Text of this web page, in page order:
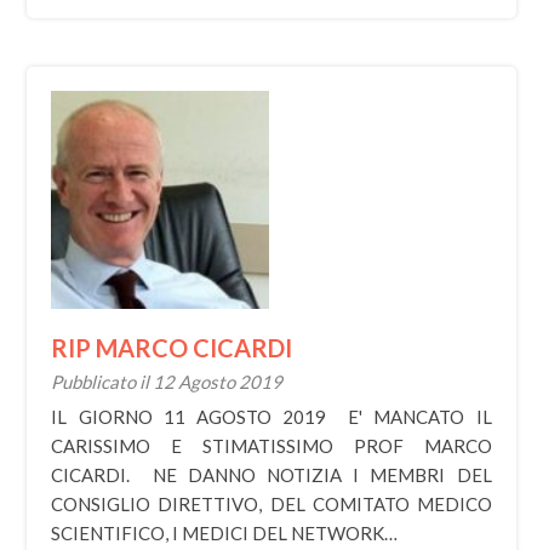
RIP MARCO CICARDI
Pubblicato il 12 Agosto 2019
IL GIORNO 11 AGOSTO 2019 E' MANCATO IL
CARISSIMO E STIMATISSIMO PROF MARCO
CICARDI. NE DANNO NOTIZIA I MEMBRI DEL
CONSIGLIO DIRETTIVO, DEL COMITATO MEDICO
SCIENTIFICO, I MEDICI DEL NETWORK…